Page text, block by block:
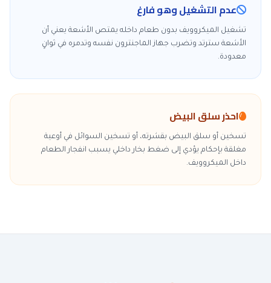
عدم التشغيل وهو فارغ
تشغيل الميكروويف بدون طعام داخله يمتص الأشعة يعني أن
الأشعة سترتد وتضرب جهاز الماجنترون نفسه وتدمره في ثوانٍ
معدودة.
احذر سلق البيض
تسخين أو سلق البيض بقشرته، أو تسخين السوائل في أوعية
مغلقة بإحكام يؤدي إلى ضغط بخار داخلي يسبب انفجار الطعام
داخل الميكروويف.